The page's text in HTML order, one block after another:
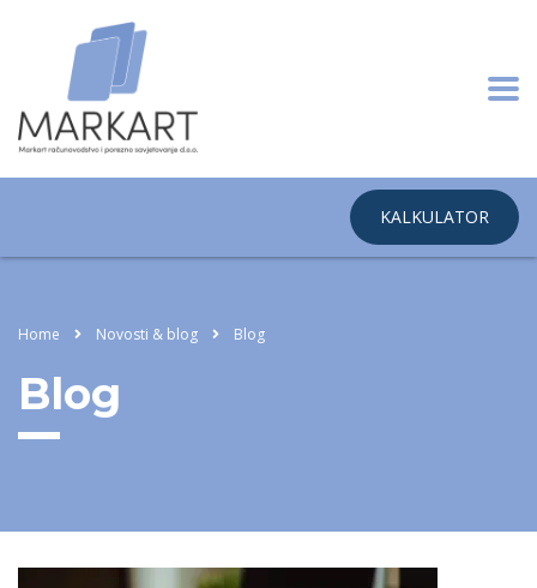
KALKULATOR
Home Novosti & blog Blog
Blog